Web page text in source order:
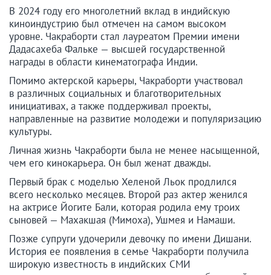
В 2024 году его многолетний вклад в индийскую
киноиндустрию был отмечен на самом высоком
уровне. Чакраборти стал лауреатом Премии имени
Дадасахеба Фальке — высшей государственной
награды в области кинематографа Индии.
Помимо актерской карьеры, Чакраборти участвовал
в различных социальных и благотворительных
инициативах, а также поддерживал проекты,
направленные на развитие молодежи и популяризацию
культуры.
Личная жизнь Чакраборти была не менее насыщенной,
чем его кинокарьера. Он был женат дважды.
Первый брак с моделью Хеленой Льок продлился
всего несколько месяцев. Второй раз актер женился
на актрисе Йогите Бали, которая родила ему троих
сыновей — Махакшая (Мимоха), Ушмея и Намаши.
Позже супруги удочерили девочку по имени Дишани.
История ее появления в семье Чакраборти получила
широкую известность в индийских СМИ